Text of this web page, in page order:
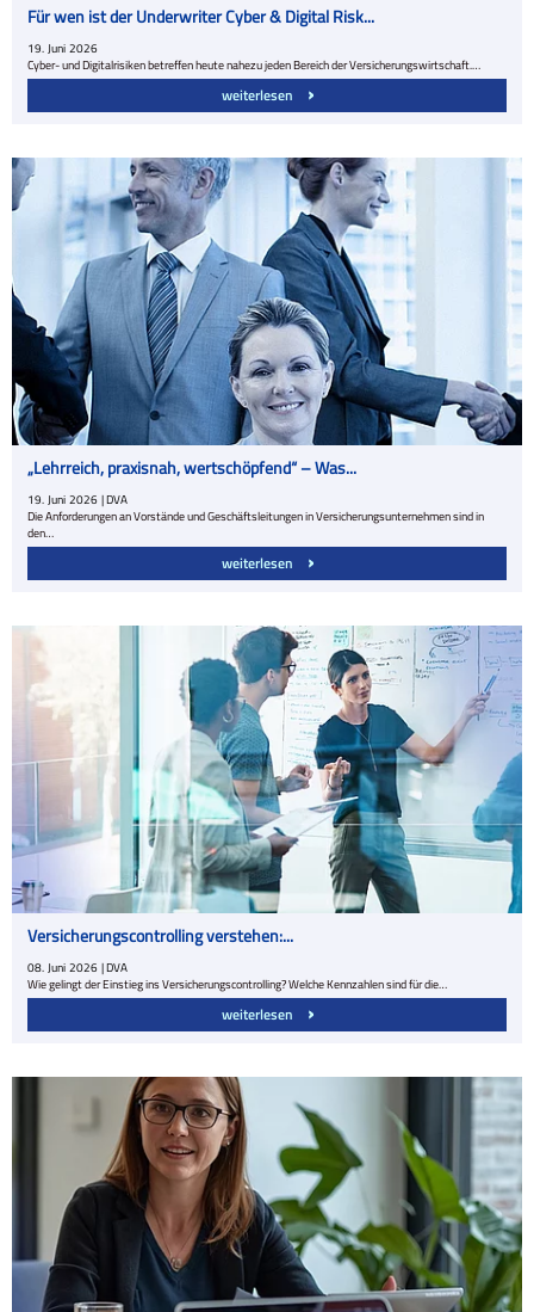
Für wen ist der Underwriter Cyber & Digital Risk...
19. Juni 2026
Cyber- und Digitalrisiken betreffen heute nahezu jeden Bereich der Versicherungswirtschaft.…
weiterlesen
„Lehrreich, praxisnah, wertschöpfend“ – Was...
19. Juni 2026 | DVA
Die Anforderungen an Vorstände und Geschäftsleitungen in Versicherungsunternehmen sind in
den…
weiterlesen
Versicherungscontrolling verstehen:...
08. Juni 2026 | DVA
Wie gelingt der Einstieg ins Versicherungscontrolling? Welche Kennzahlen sind für die…
weiterlesen